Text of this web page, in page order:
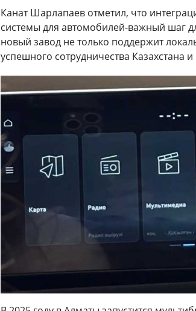
Канат Шарлапаев отметил, что
системы для автомобилей-важный шаг
новый завод не только поддержит
успешного сотрудничества Казахстана